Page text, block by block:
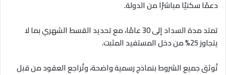
دعمًا سكنيًا مباشرًا من الدولة.
تمتد مدة السداد إلى 30 عامًا، مع تحديد القسط الشهري بما لا
يتجاوز 25% من دخل المستفيد المثبت
.
تُوثق جميع الشروط بنماذج رسمية واضحة، وتُراجع العقود من قبل